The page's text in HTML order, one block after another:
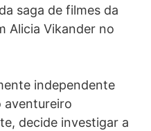
saga de filmes da
Alicia Vikander no
independente
aventureiro
decide investigar a